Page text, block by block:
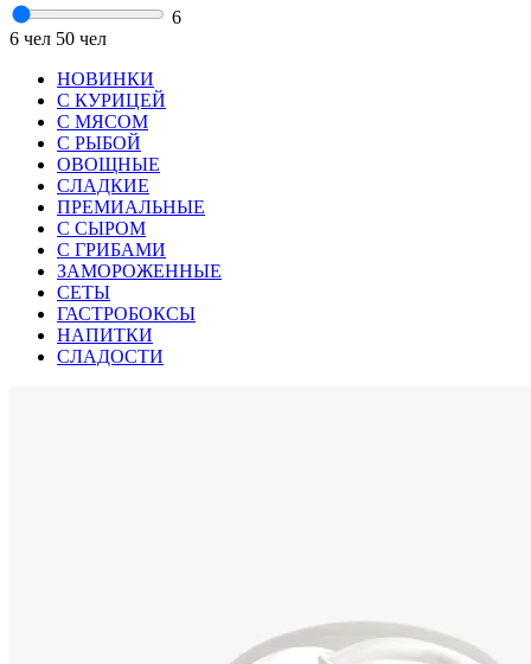
6
6 чел 50 чел
НОВИНКИ
С КУРИЦЕЙ
С МЯСОМ
С РЫБОЙ
ОВОЩНЫЕ
СЛАДКИЕ
ПРЕМИАЛЬНЫЕ
С СЫРОМ
С ГРИБАМИ
ЗАМОРОЖЕННЫЕ
СЕТЫ
ГАСТРОБОКСЫ
НАПИТКИ
СЛАДОСТИ